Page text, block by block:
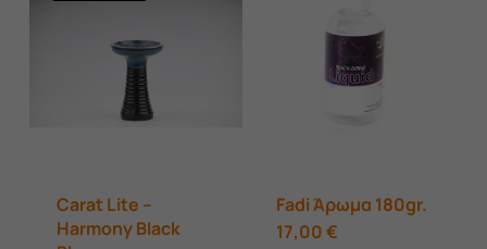
Carat Lite –
Harmony Black
Fadi Άρωμα 180gr.
17,00€